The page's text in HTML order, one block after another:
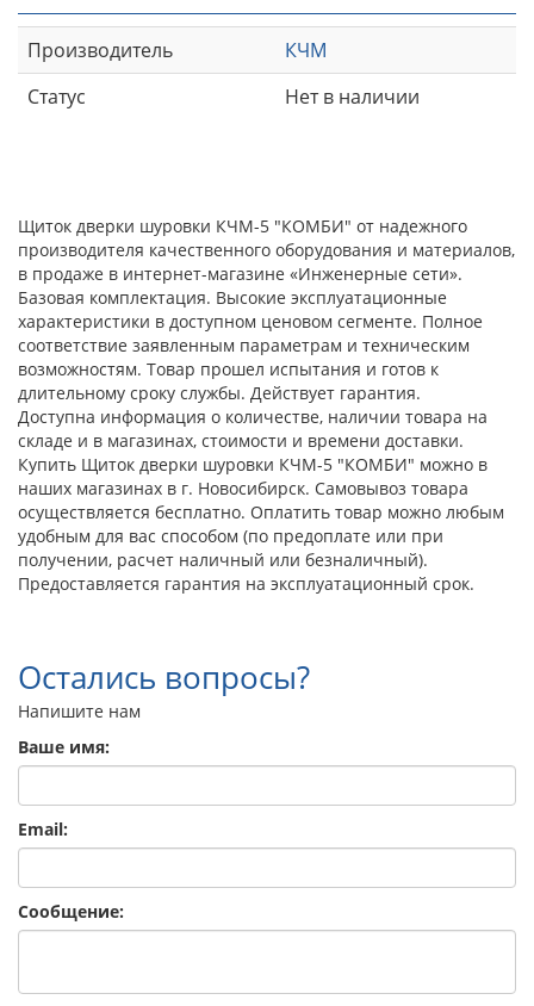
Производитель
КЧМ
Статус
Нет в наличии
Щиток дверки шуровки КЧМ-5 "КОМБИ" от надежного
производителя качественного оборудования и материалов,
в продаже в интернет-магазине «Инженерные сети».
Базовая комплектация. Высокие эксплуатационные
характеристики в доступном ценовом сегменте. Полное
соответствие заявленным параметрам и техническим
возможностям. Товар прошел испытания и готов к
длительному сроку службы. Действует гарантия.
Доступна информация о количестве, наличии товара на
складе и в магазинах, стоимости и времени доставки.
Купить Щиток дверки шуровки КЧМ-5 "КОМБИ" можно в
наших магазинах в г. Новосибирск. Самовывоз товара
осуществляется бесплатно. Оплатить товар можно любым
удобным для вас способом (по предоплате или при
получении, расчет наличный или безналичный).
Предоставляется гарантия на эксплуатационный срок.
Остались вопросы?
Напишите нам
Ваше имя:
Email:
Сообщение: